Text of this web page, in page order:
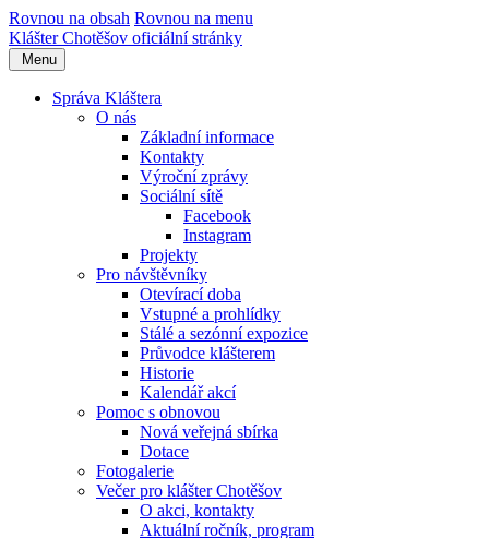
Rovnou na obsah Rovnou na menu
Klášter Chotěšov oficiální stránky
Menu
Správa Kláštera
O nás
Základní informace
Kontakty
Výroční zprávy
Sociální sítě
Facebook
Instagram
Projekty
Pro návštěvníky
Otevírací doba
Vstupné a prohlídky
Stálé a sezónní expozice
Průvodce klášterem
Historie
Kalendář akcí
Pomoc s obnovou
Nová veřejná sbírka
Dotace
Fotogalerie
Večer pro klášter Chotěšov
O akci, kontakty
Aktuální ročník, program